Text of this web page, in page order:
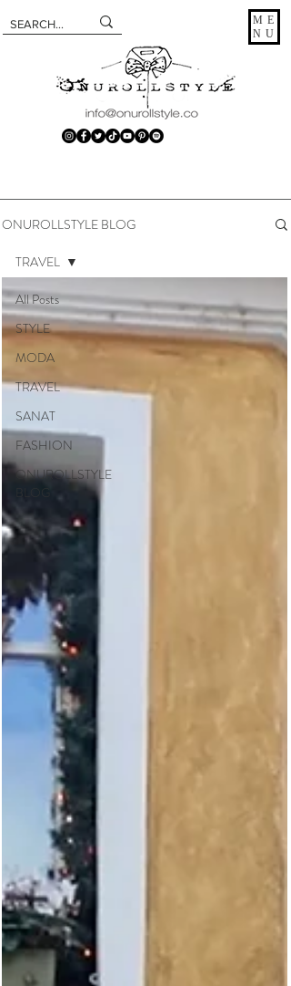
ME
NU
ONUROLLSTYLE BLOG
All Posts
STYLE
MODA
TRAVEL
SANAT
FASHION
ONUROLLSTYLE
BLOG
TRAVEL